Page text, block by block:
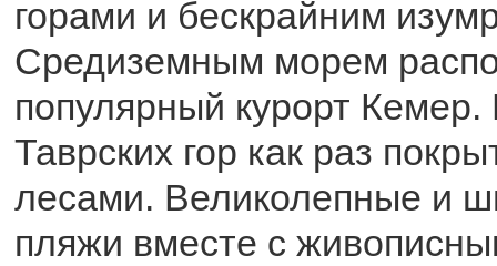
горами и бескрайним
Средиземным морем
популярный курорт Кемер.
Таврских гор как раз
лесами. Великолепные и
пляжи вместе с